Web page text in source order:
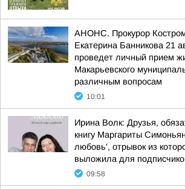
АНОНС. Прокурор
Екатерина Банникова 21
проведет личный прием
Макарьевского
различным вопросам
10:01
Ирина Волк: Друзья,
книгу Маргариты
любовь', отрывок из
выложила для
09:58